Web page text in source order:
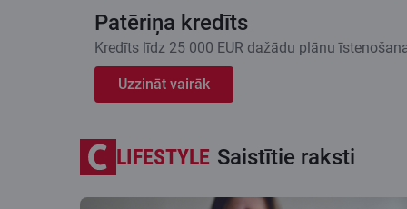
Patēriņa kredīts
Kredīts līdz 25 000 EUR dažādu plānu
Uzzināt vairāk
LIFESTYLE Saistītie raksti